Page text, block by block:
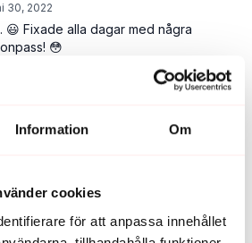
Information Om
cookies
för att anpassa innehållet
30, 2022
Fixade alla dagar med några
😳
en 30-dagars, Så fort jag
sviktar så startar jag en
igen!
Visa svar (1)